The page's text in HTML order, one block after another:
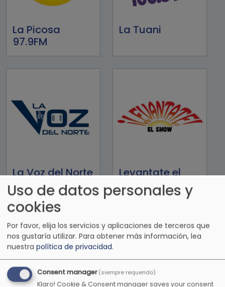
La Picosa
97.9FM
La Tuani
La Voz del Norte
Levantate el
show
Uso de datos personales y
cookies
Por favor, elija los servicios y aplicaciones de terceros que
nos gustaría utilizar. Para obtener más información, lea
nuestra política de privacidad.
Consent manager(siempre requerido)
Klaro! Cookie & Consent manager saves your consent